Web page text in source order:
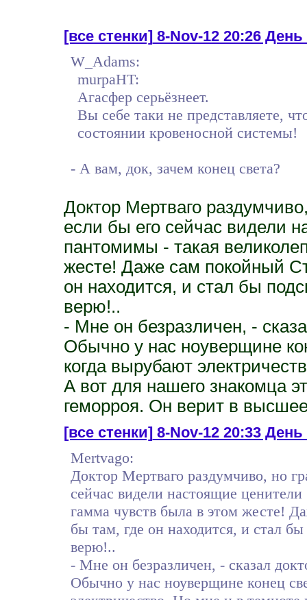
[все стенки]8-Nov-12 20:26 День
W_Adams:
murpaHT:
Агасфер серьёзнеет.
Вы себе таки не представляете,
состоянии кровеносной системы!
- А вам, док, зачем конец света?
Доктор Мертваго
если бы его сейчас видели
пантомимы - такая
жесте! Даже сам покойный
он находится, и стал бы
верю!..
- Мне он безразличен, -
Обычно у нас ноуверщине
когда вырубают
А вот для нашего знакомца
геморроя. Он верит в
[все стенки]8-Nov-12 20:33 День
Mertvago:
Доктор Мертваго раздумчиво, но
сейчас видели настоящие
гамма чувств была в этом жесте!
бы там, где он находится, и стал
верю!..
- Мне он безразличен, - сказал
Обычно у нас ноуверщине конец